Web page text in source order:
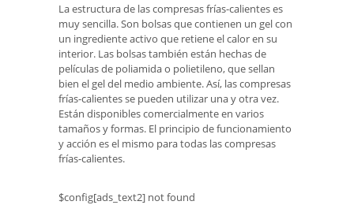
La estructura de las compresas frías-calientes es
muy sencilla. Son bolsas que contienen un gel con
un ingrediente activo que retiene el calor en su
interior. Las bolsas también están hechas de
películas de poliamida o polietileno, que sellan
bien el gel del medio ambiente. Así, las compresas
frías-calientes se pueden utilizar una y otra vez.
Están disponibles comercialmente en varios
tamaños y formas. El principio de funcionamiento
y acción es el mismo para todas las compresas
frías-calientes.
$config[ads_text2] not found